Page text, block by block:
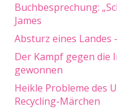
Buchbesprechung:
James
Absturz eines Landes
Der Kampf gegen die
gewonnen
Heikle Probleme des
Recycling-Märchen